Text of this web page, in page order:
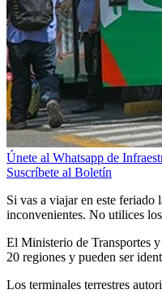
Únete al Whatsapp de
Suscríbete al Boletín
Si vas a viajar en este feriado
inconvenientes. No utilices
El Ministerio de Transportes
20 regiones y pueden ser
Los terminales terrestres